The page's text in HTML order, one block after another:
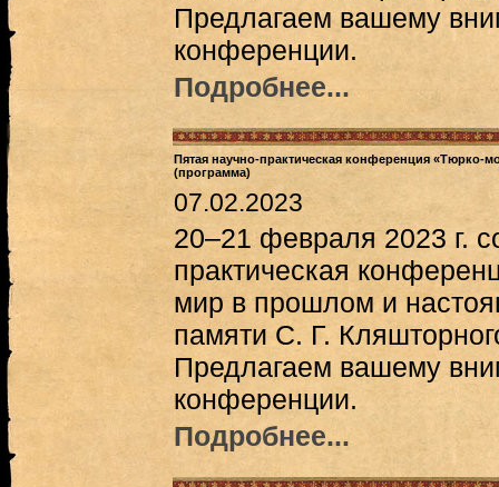
Предлагаем вашему
конференции.
Подробнее...
Пятая научно-практическая конференция
(программа)
07.02.2023
20–21 февраля 2023 г.
практическая
мир в прошлом и
памяти С. Г.
Предлагаем вашему
конференции.
Подробнее...